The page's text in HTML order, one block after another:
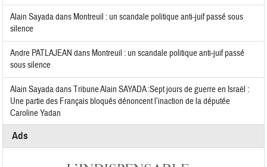
Alain Sayadadans Montreuil : un scandale politique anti-juif passé sous
silence
Andre PATLAJEAN dans Montreuil : un scandale politique anti-juif passé
sous silence
Alain SayadadansTribune Alain SAYADA :Sept jours de guerre en Israël :
Une partie des Français bloqués dénoncent l’inaction de la députée
Caroline Yadan
Ads